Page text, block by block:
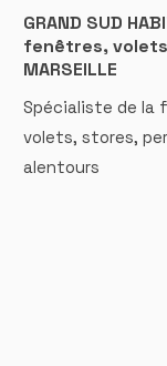
GRAND SUD
fenêtres,
MARSEILLE
Spécialiste de la
volets, stores,
alentours